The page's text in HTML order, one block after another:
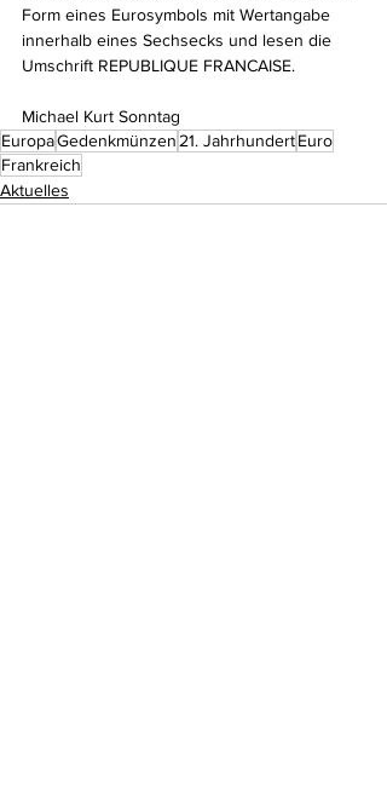
Form eines Eurosymbols mit Wertangabe
innerhalb eines Sechsecks und lesen die
Umschrift REPUBLIQUE FRANCAISE.
Michael Kurt Sonntag
EuropaGedenkmünzen 21. JahrhundertEuro
Frankreich
Aktuelles